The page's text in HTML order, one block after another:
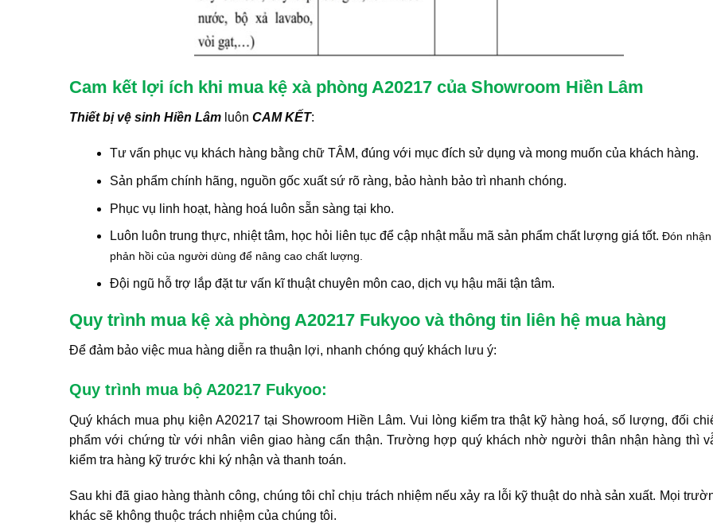
Cam kết lợi ích khi mua kệ xà phòng A20217 của Showroom Hiền Lâm
Thiết bị vệ sinh Hiền Lâm luôn CAM KẾT:
Tư vấn phục vụ khách hàng bằng chữ TÂM, đúng với mục đích sử dụng và mong muốn của khách hàng.
Sản phẩm chính hãng, nguồn gốc xuất sứ rõ ràng, bảo hành bảo trì nhanh chóng.
Phục vụ linh hoạt, hàng hoá luôn sẵn sàng tại kho.
Luôn luôn trung thực, nhiệt tâm, học hỏi liên tục để cập nhật mẫu mã sản phẩm chất lượng giá tốt. Đón nhận
phản hồi của người dùng để nâng cao chất lượng.
Đội ngũ hỗ trợ lắp đặt tư vấn kĩ thuật chuyên môn cao, dịch vụ hậu mãi tận tâm.
Quy trình mua kệ xà phòng A20217 Fukyoo và thông tin liên hệ mua hàng
Để đảm bảo việc mua hàng diễn ra thuận lợi, nhanh chóng quý khách lưu ý:
Quy trình mua bộ A20217 Fukyoo:
Quý khách mua phụ kiện A20217 tại Showroom Hiền Lâm. Vui lòng kiểm tra thật kỹ hàng hoá, số lượng, đối
phẩm với chứng từ với nhân viên giao hàng cẩn thận. Trường hợp quý khách nhờ người thân nhận hàng thì
kiểm tra hàng kỹ trước khi ký nhận và thanh toán.
Sau khi đã giao hàng thành công, chúng tôi chỉ chịu trách nhiệm nếu xảy ra lỗi kỹ thuật do nhà sản xuất. Mọi
khác sẽ không thuộc trách nhiệm của chúng tôi.